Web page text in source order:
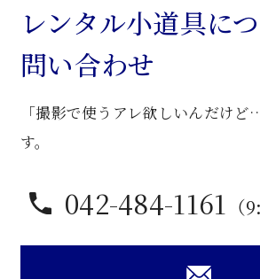
コ
脚
卓
個
レンタル小道具に
問い合わせ
「撮影で使うアレ欲しいんだけ
す。
042-484-1161 （